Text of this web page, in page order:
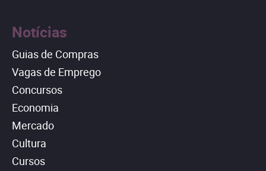
Notícias
Guias de Compras
Vagas de Emprego
Concursos
Economia
Mercado
Cultura
Cursos